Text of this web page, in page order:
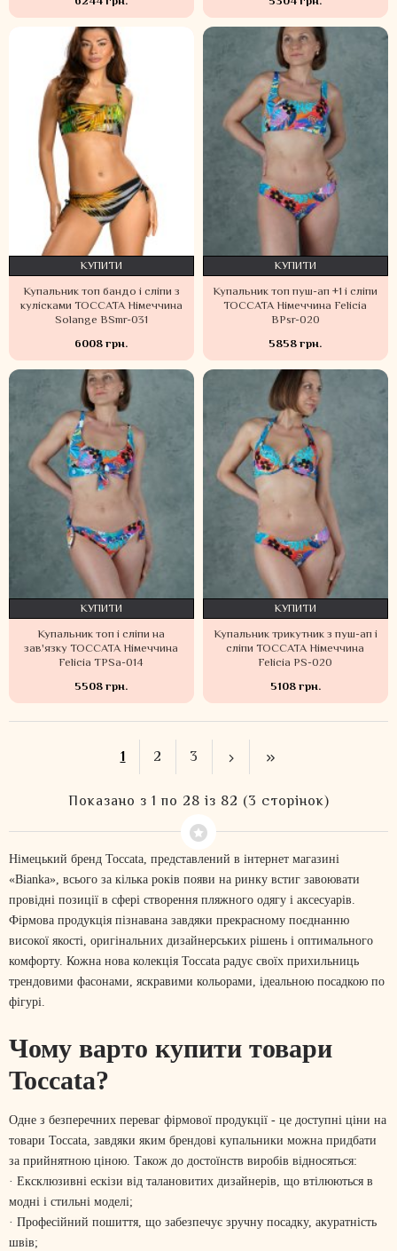
Купальник топ бандо і сліпи з
кулісками TOCCATA Німеччина
Solange BSmr-031
6008 грн.
КУПИТИ
Купальник топ пуш-ап +1 і сліпи
TOCCATA Німеччина Felicia
BPsr-020
5858 грн.
КУПИТИ
Купальник топ і сліпи на
зав'язку TOCCATA Німеччина
Felicia TPSa-014
5508 грн.
КУПИТИ
Купальник трикутник з пуш-ап і
сліпи TOCCATA Німеччина
Felicia PS-020
5108 грн.
КУПИТИ
1 2
3
Показано з 1 по 28 із 82 (3 сторінок)
Німецький бренд Toccata, представлений в інтернет магазині
«Bianka», всього за кілька років появи на ринку встиг завоювати
провідні позиції в сфері створення пляжного одягу і аксесуарів.
Фірмова продукція пізнавана завдяки прекрасному поєднанню
високої якості, оригінальних дизайнерських рішень і оптимального
комфорту. Кожна нова колекція Toccata радує своїх прихильниць
трендовими фасонами, яскравими кольорами, ідеальною посадкою по
фігурі.
Чому варто купити товари
Toccata?
Одне з безперечних переваг фірмової продукції - це доступні ціни на
товари Toccata, завдяки яким брендові купальники можна придбати
за прийнятною ціною. Також до достоїнств виробів відносяться:
· Ексклюзивні ескізи від талановитих дизайнерів, що втілюються в
модні і стильні моделі;
· Професійний пошиття, що забезпечує зручну посадку, акуратність
швів;